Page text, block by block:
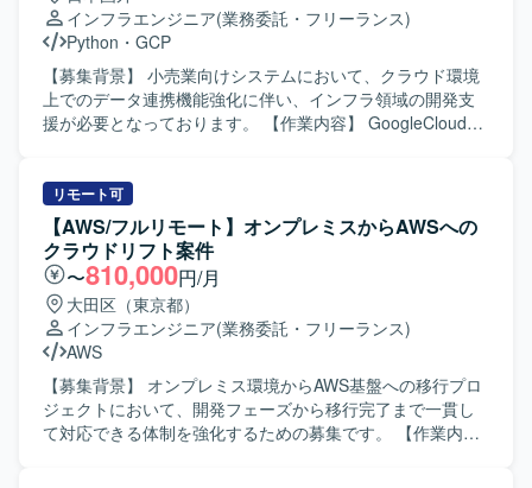
テスト項目書作成、環境構築、単体テスト、結合テスト、
総合テストまで一連の工程を担当していただきます。 サー
バ系では、物理サーバ/仮想化基盤、DB/データ連携/OS/保
全/機器設置調整といった領域にて、サーバおよび仮想化基
盤の設計・構築、各種ミドルウェア・DB・データ連携・保
は、詳細設計～各種テスト～切替までの長期フェーズにわ
たり、段階的に環境を構築しながら、既存環境から新基盤
へのスムーズな移行を進めていきます。 【求める人物像】
インフラ基盤の大規模更改プロジェクトにおいて、担当領
域の技術的な深い理解を持ちつつ、関連チームと連携しな
がら主体的に設計・構築・テストを推進できる方を求めて
います。 複数プロダクトが連携する環境のため、周辺領域
にも関心を持ち、仕様や構成を自らキャッチアップしなが
ら、課題やリスクを早期に発見し共有できる方が望ましい
です。 ドキュメント作成やレビューなども多いため、丁寧
なコミュニケーションとチームでの協調性を重視される方
インフラエンジニア(業務委託・フリーランス)
Python ・ GCP
【募集背景】 小売業向けシステムにおいて、クラウド環境
上でのデータ連携機能強化に伴い、インフラ領域の開発支
援が必要となっております。 【作業内容】 GoogleCloud環
を行っていただきます。 具体的には、対向システムごとの
フォーマットに合わせたファイル連携基盤の設計・構築、
データ取得からファイル作成までの処理を支えるインフラ
の整備、対向システムへのPUSHおよび外部システムからの
PULLに対応するための仕組みの構築などを担当していただ
きます。また、APIとしての提供方式に対応するための環境
構成や関連する設定作業も行っていただきます。 【求める
人物像】 クラウドインフラに関する知見を活かし、要件を
踏まえて自律的に環境構成を検討できる方を求めておりま
す。関係者とのコミュニケーションを取りながら、安定し
たデータ連携基盤の構築に取り組んでいただける方が望ま
リモート可
【AWS/フルリモート】オンプレミスからAWSへの
クラウドリフト案件
〜810,000円/月
大田区（東京都）
インフラエンジニア(業務委託・フリーランス)
AWS
【募集背景】 オンプレミス環境からAWS基盤への移行プロ
ジェクトにおいて、開発フェーズから移行完了まで一貫し
て対応できる体制を強化するための募集です。 【作業内